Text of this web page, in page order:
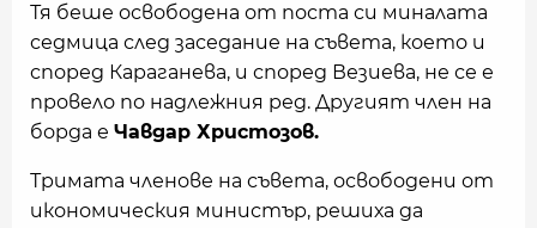
Тя беше освободена от поста си миналата
седмица след заседание на съвета, което и
според Караганева, и според Везиева, не се е
провело по надлежния ред. Другият член на
борда е Чавдар Христозов.
Тримата членове на съвета, освободени от
икономическия министър, решиха да